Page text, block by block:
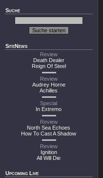
Suche
SiteNews
Review
Death Dealer
Reign Of Steel
Review
Audrey Horne
Achilles
Special
In Extremo
Review
North Sea Echoes
How To Cast A Shadow
Review
Ignition
All Will Die
Upcoming Live